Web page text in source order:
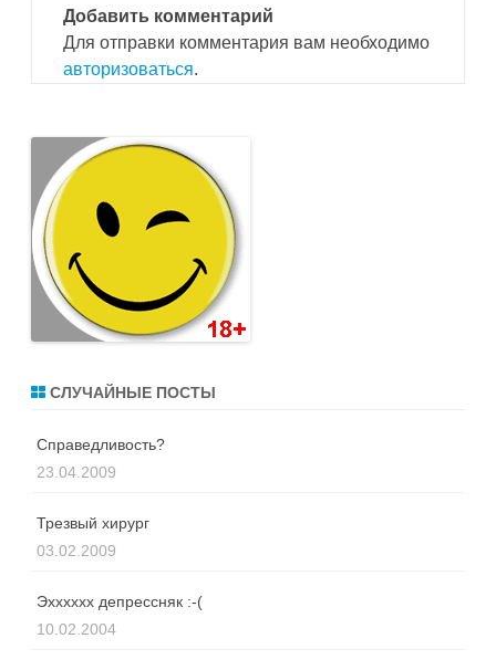
Добавить комментарий
Для отправки комментария вам необходимо
авторизоваться.
СЛУЧАЙНЫЕ ПОСТЫ
Справедливость?
23.04.2009
Трезвый хирург
03.02.2009
Эхххххх депрессняк :-(
10.02.2004